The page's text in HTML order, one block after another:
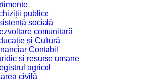
publice
socială
comunitară
și Cultură
Contabil
si resurse umane
agricol
civilă